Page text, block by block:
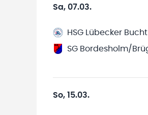
Sa, 07.03.
HSG Lübecker Bucht
SG Bordesholm/
So, 15.03.